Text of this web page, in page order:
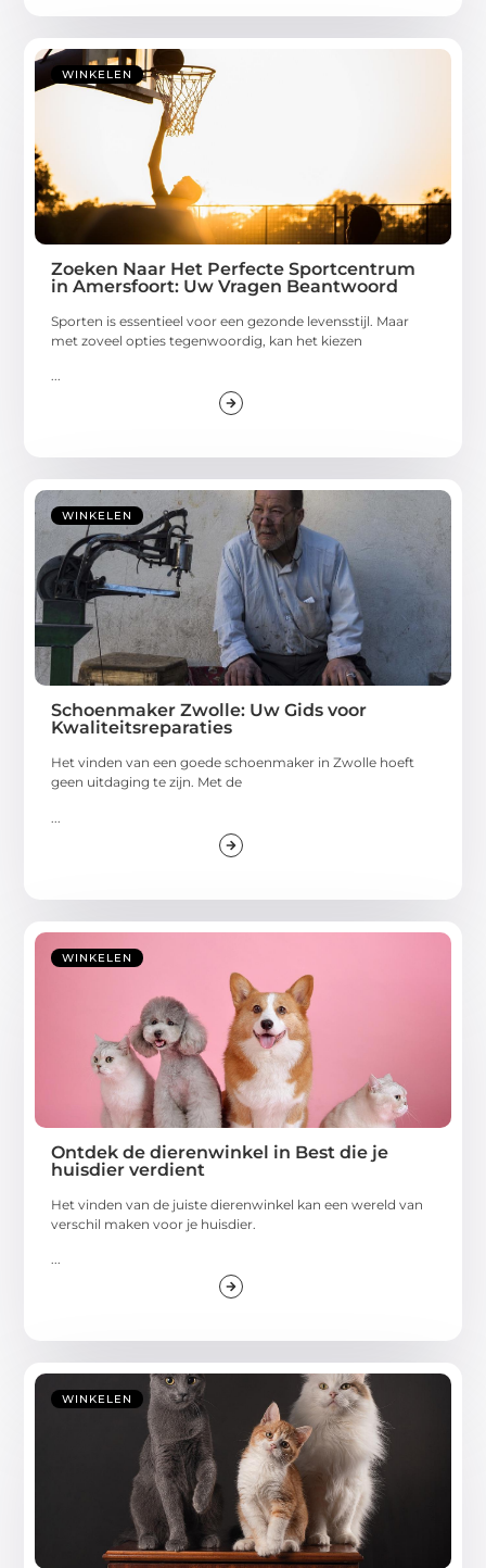
WINKELEN
Zoeken Naar Het Perfecte Sportcentrum
in Amersfoort: Uw Vragen Beantwoord
Sporten is essentieel voor een gezonde levensstijl. Maar
met zoveel opties tegenwoordig, kan het kiezen
...
WINKELEN
Schoenmaker Zwolle: Uw Gids voor
Kwaliteitsreparaties
Het vinden van een goede schoenmaker in Zwolle hoeft
geen uitdaging te zijn. Met de
WINKELEN
Ontdek de dierenwinkel in Best die je
huisdier verdient
Het vinden van de juiste dierenwinkel kan een wereld van
verschil maken voor je huisdier.
WINKELEN